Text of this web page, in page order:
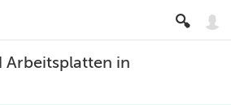
Arbeitsplatten in